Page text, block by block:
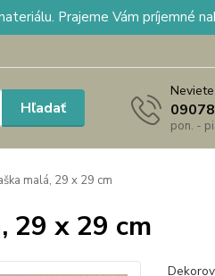
Prajeme Vám príjemné
Hľadať
pon. -
malá, 29 x 29 cm
29 x 29 cm